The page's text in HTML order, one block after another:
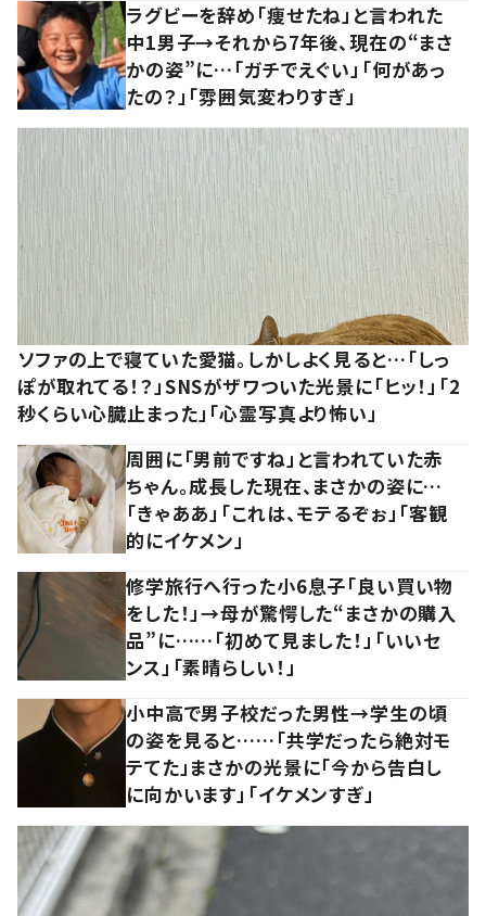
ラグビーを辞め「痩せたね」と言われた
中1男子→それから7年後、現在の“まさ
かの姿”に…「ガチでえぐい」「何があっ
たの？」「雰囲気変わりすぎ」
ソファの上で寝ていた愛猫。しかしよく見ると…「しっ
ぽが取れてる！？」SNSがザワついた光景に「ヒッ！」「2
秒くらい心臓止まった」「心霊写真より怖い」
周囲に「男前ですね」と言われていた赤
ちゃん。成長した現在、まさかの姿に…
「きゃああ」「これは、モテるぞぉ」「客観
的にイケメン」
修学旅行へ行った小6息子「良い買い物
をした！」→母が驚愕した“まさかの購入
品”に……「初めて見ました！」「いいセ
ンス」「素晴らしい！」
小中高で男子校だった男性→学生の頃
の姿を見ると……「共学だったら絶対モ
テてた」まさかの光景に「今から告白し
に向かいます」「イケメンすぎ」